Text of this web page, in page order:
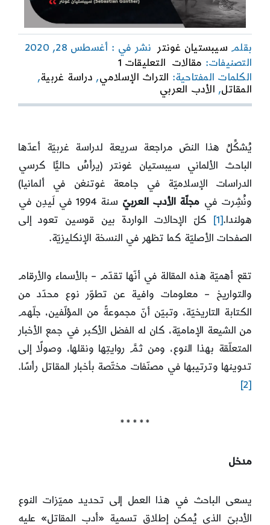
بقلم سيبستيان غونتر
نشر في : أغسطس 28, 2020
التصنيفات: مقالات التعليقات 1 on
أدب
المقاتل
التراث
الكلمات المفتاحية: التراث الإسلامي, دراسة غربية,
المقاتل, الأدب العربي
يُشكِّلُ هذا النصّ مراجعة سريعة لدراسة غربيّة أعدّها
الباحث الألماني سيبستيان غونتر (يرأسُ حاليًّا كرسي
الدراسات الإسلاميّة في جامعة غوتنغن في ألمانيا)
ونُشِرت في مجلّة الأدب العربيّ
سنة 1994 في لَيدِن في
هولندا.[1]
كلّ الإحالات الواردة بين قوسين تعود إلى
الصفحات الأصليّة كما تظهر في النسخة الإنكليزيّة.
تقع أهميّة هذه المقالة في أنّها تقدّم – بالأسماء والأرقام
والتواريخ – معلومات وافية عن تطوّر نوع محدّد من
الكتابة التاريخيّة، وتبيّن أنّ مجموعةً من المؤلّفين، جلّهم
من الشيعة الإماميّة، كان له الفضل الأكبر في جمع الأخبار
المتعلّقة بهذا النوع، ومن ثمَّ روايتِها ونقلها، وصولًا إلى
تدوينها وترتيبها في مصنّفات مختّصة بأخبار المقاتل رأسًا.
[2]
* * * * *
مدخل
يسعى الباحث في هذا العمل إلى تحديد مميّزات النوع
الأدبيّ الذي يُمكن إطلاق تسمية «أدب المقاتل» عليه